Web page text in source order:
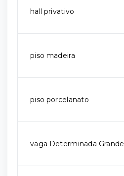
hall privativo
piso madeira
piso porcelanato
vaga Determinada Grande